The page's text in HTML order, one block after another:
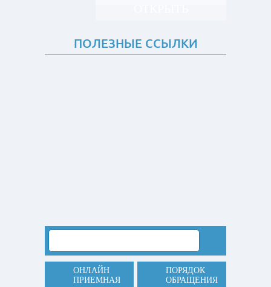
ПОЛЕЗНЫЕ ССЫЛКИ
ОНЛАЙН
ПРИЕМНАЯ
ПОРЯДОК
ОБРАЩЕНИЯ